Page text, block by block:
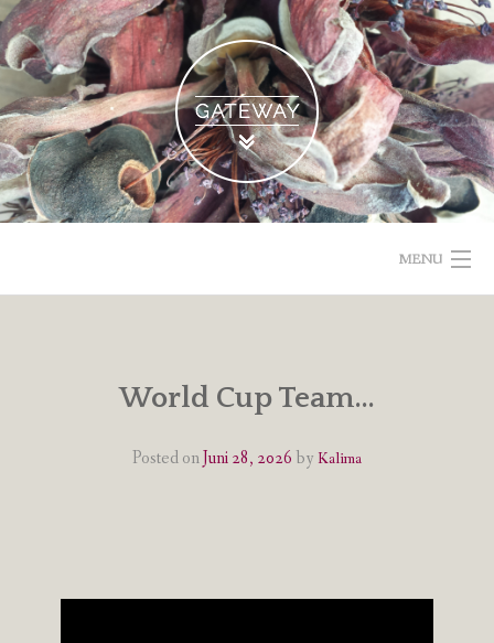
Skip
to
content
MENU
IMPRESSUM & DATENSCHUTZ
World Cup Team…
Posted onJuni 28, 2026 by Kalima